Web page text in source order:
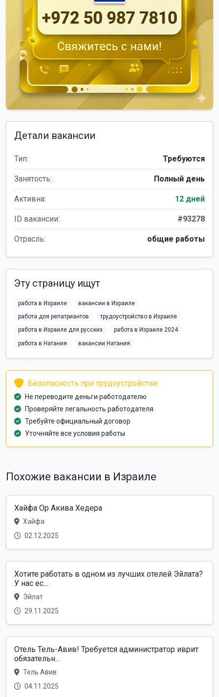
Детали вакансии
Тип: Требуются
Занятость: Полный день
Активна: 12 дней
ID вакансии: #93278
Отрасль: общие работы
Эту страницу ищут
работа в Израиле
вакансии в Израиле
работа для репатриантов
трудоустройство в Израиле
работа в Израиле для русских
работа в Израиле 2024
работа в Натания
вакансии Натания
Безопасность при трудоустройстве
Не переводите деньги работодателю
Проверяйте легальность работодателя
Требуйте официальный договор
Уточняйте все условия работы
Похожие вакансии в Израиле
Хайфа Ор Акива Хедера
Хайфа
02.12.2025
Хотите работать в одном из лучших отелей Эйлата?
У нас ес...
Эйлат
29.11.2025
Отель Тель-Авив! Требуется администратор иврит
обязательн...
Тель Авив
04.11.2025